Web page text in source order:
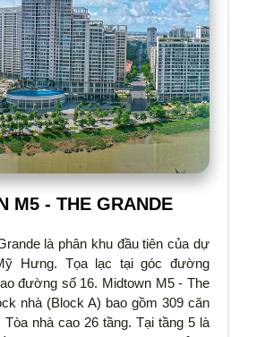
M5 - THE GRANDE
là phân khu đầu tiên của dự
Hưng. Tọa lạc tại góc đường
đường số 16. Midtown M5 - The
nhà (Block A) bao gồm 309 căn
nhà cao 26 tầng. Tại tầng 5 là